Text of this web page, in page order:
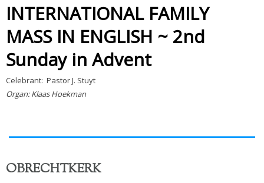
INTERNATIONAL FAMILY
MASS IN ENGLISH ~ 2nd
Sunday in Advent
Celebrant: Pastor J. Stuyt
Organ: Klaas Hoekman
OBRECHTKERK